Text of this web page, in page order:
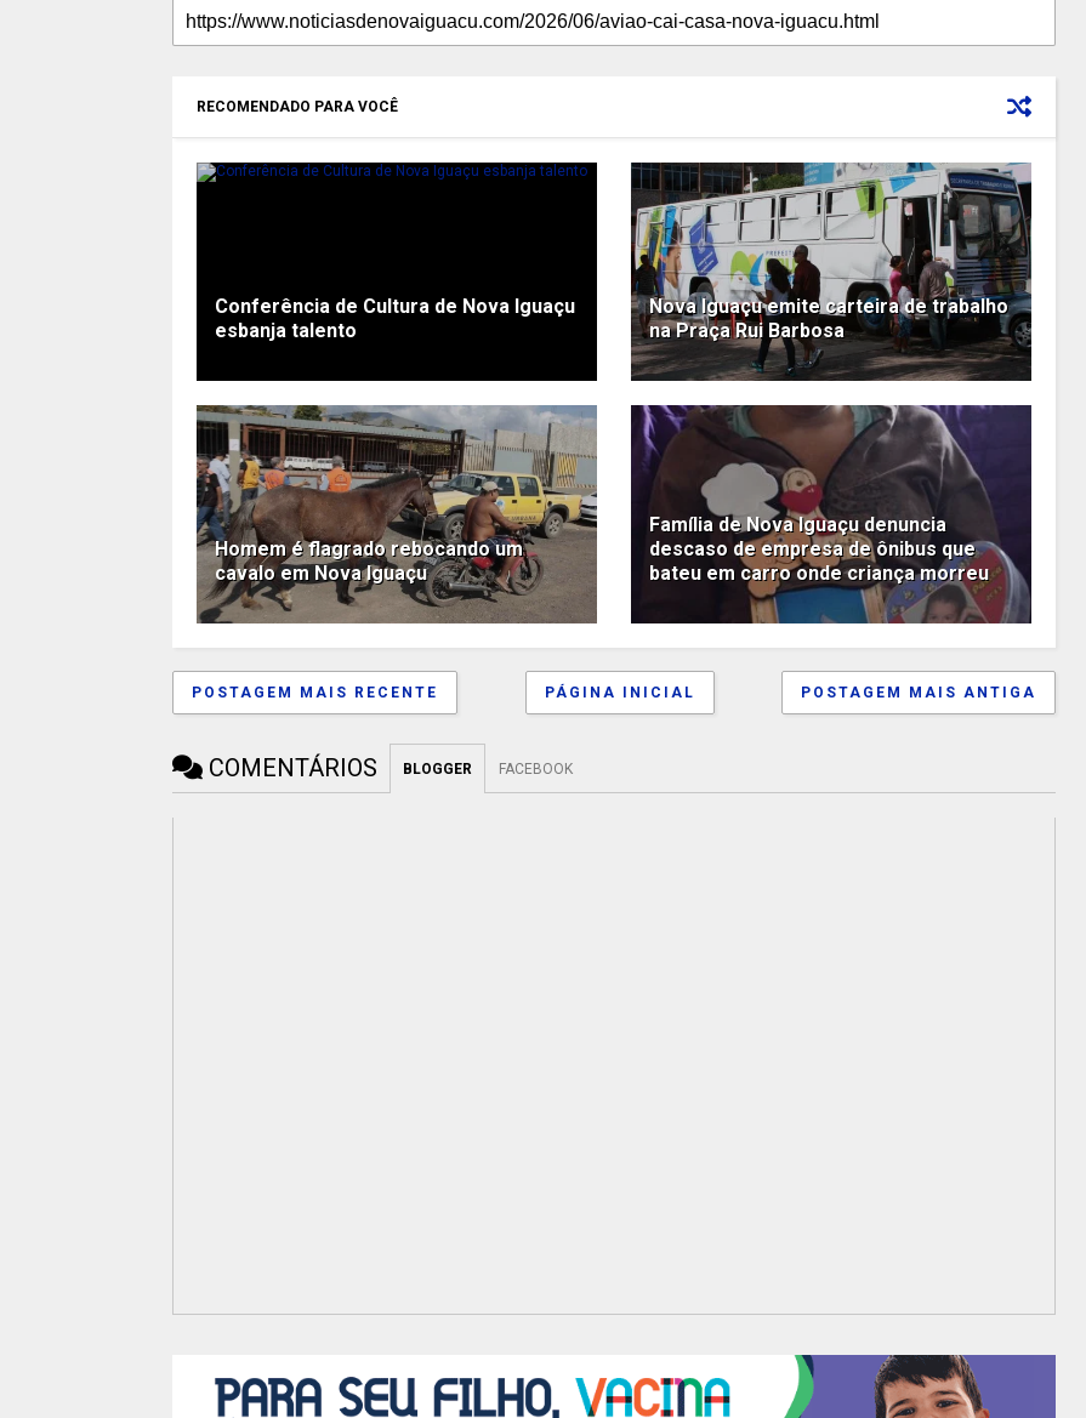
RECOMENDADO PARA VOCÊ
Conferência de Cultura de Nova Iguaçu
esbanja talento
Nova Iguaçu emite carteira de trabalho
na Praça Rui Barbosa
Homem é flagrado rebocando um
cavalo em Nova Iguaçu
Família de Nova Iguaçu denuncia
descaso de empresa de ônibus que
bateu em carro onde criança morreu
POSTAGEM MAIS RECENTE POSTAGEM MAIS ANTIGA
PÁGINA INICIAL
COMENTÁRIOS BLOGGER FACEBOOK